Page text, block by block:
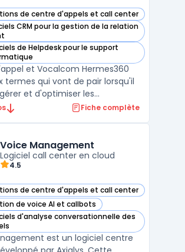
de centre d'appels et call center
Hermes360 dans cette catégorie
CRM pour la gestion de la relation
Hermes360 dans cette catégorie
de Helpdesk pour le support
Hermes360 dans cette catégorie
et Vocalcom Hermes360
termes qui vont de pair lorsqu'il
et d'optimiser les
d'un centre d'appel.
gérer l'interaction client dans un
centre d'appel. Elle offre un ...
Fiche complète
Voice Management
Logiciel call center en cloud
4.5
de centre d'appels et call center
Management dans cette catégorie
de voice AI et callbots
Management dans cette catégorie
d'analyse conversationnelle des
Management dans cette catégorie
est un logiciel centre